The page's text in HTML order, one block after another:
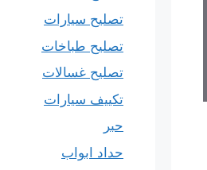
تصليح سيارات
تصليح طباخات
تصليح غسالات
تكييف سيارات
حبر
حداد ابواب